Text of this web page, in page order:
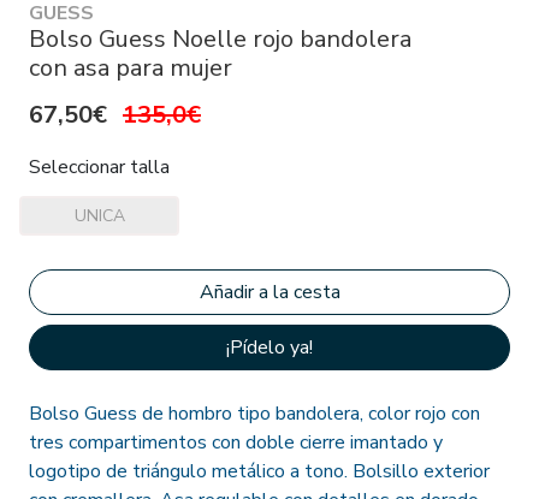
GUESS
Bolso Guess Noelle rojo bandolera
con asa para mujer
67,50€ 135,0€
Seleccionar talla
UNICA
¡Pídelo ya!
Bolso Guess de hombro tipo bandolera, color rojo con
tres compartimentos con doble cierre imantado y
logotipo de triángulo metálico a tono. Bolsillo exterior